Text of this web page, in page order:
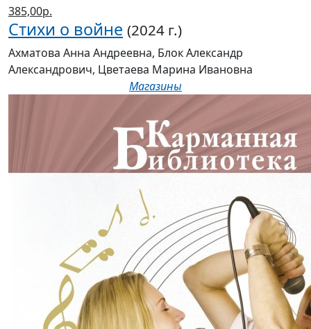
385,00р.
Стихи о войне (2024 г.)
Ахматова Анна Андреевна, Блок Александр
Александрович, Цветаева Марина Ивановна
Магазины